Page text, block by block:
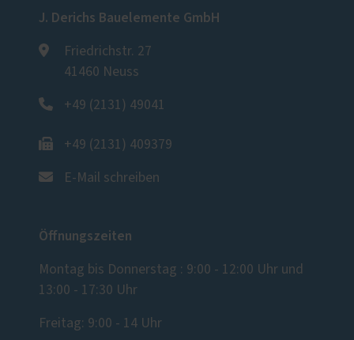
J. Derichs Bauelemente GmbH
Friedrichstr. 27
41460 Neuss
+49 (2131) 49041
+49 (2131) 409379
E-Mail schreiben
Öffnungszeiten
Montag bis Donnerstag : 9:00 - 12:00 Uhr und
13:00 - 17:30 Uhr
Freitag: 9:00 - 14 Uhr